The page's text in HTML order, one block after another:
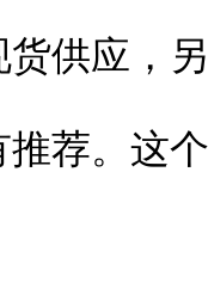
供应，
荐。这